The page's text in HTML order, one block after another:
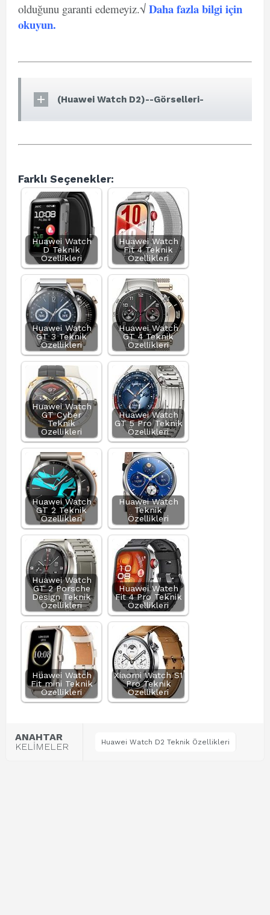
olduğunu garanti edemeyiz.√ Daha fazla bilgi için
okuyun.
(Huawei Watch D2)--Görselleri-
Farklı Seçenekler:
Huawei Watch
D Teknik
Özellikleri
Huawei Watch
Fit 4 Teknik
Özellikleri
Huawei Watch
GT 3 Teknik
Özellikleri
Huawei Watch
GT 4 Teknik
Özellikleri
Huawei Watch
GT Cyber
Teknik
Özellikleri
Huawei Watch
GT 5 Pro Teknik
Özellikleri
Huawei Watch
GT 2 Teknik
Özellikleri
Huawei Watch
Teknik
Özellikleri
Huawei Watch
GT 2 Porsche
Design Teknik
Özellikleri
Huawei Watch
Fit 4 Pro Teknik
Özellikleri
Huawei Watch
Fit mini Teknik
Özellikleri
Xiaomi Watch S1
Pro Teknik
Özellikleri
ANAHTAR
KELİMELER
Huawei Watch D2 Teknik Özellikleri